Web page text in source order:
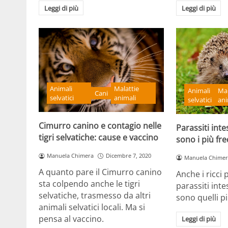
Leggi di più Leggi di più
Animali
selvatici
Cani
Malattie
animali
Cimurro canino e contagio nelle
tigri selvatiche: cause e vaccino
Manuela Chimera Dicembre 7, 2020
A quanto pare il Cimurro canino
sta colpendo anche le tigri
selvatiche, trasmesso da altri
animali selvatici locali. Ma si
pensa al vaccino.
Animali
selvatici
Parassiti
sono i più
Manuela
Anche i ricci
parassiti
sono quelli
Leggi di più